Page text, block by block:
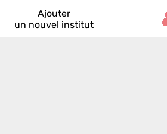
Ajouter
un nouvel institut